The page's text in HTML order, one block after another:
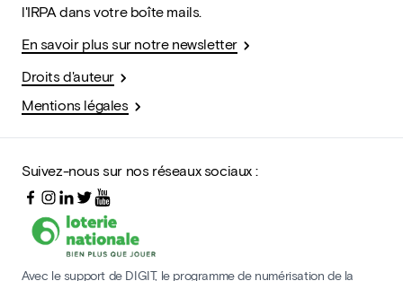
l'IRPA dans votre boîte mails.
En savoir plus sur notre newsletter
Droits d'auteur
Mentions légales
Suivez-nous sur nos réseaux sociaux :
Avec le support de DIGIT, le programme de numérisation de la